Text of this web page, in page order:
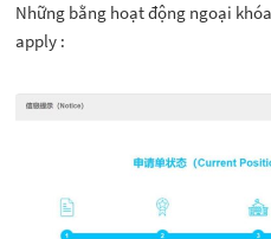
Những bằng hoạt động ngoại
apply :